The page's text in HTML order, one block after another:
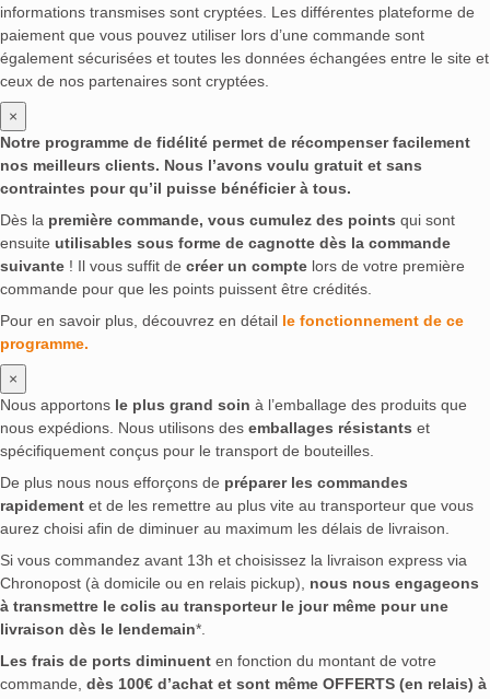
informations transmises sont cryptées. Les différentes plateforme de
paiement que vous pouvez utiliser lors d’une commande sont
également sécurisées et toutes les données échangées entre le site et
ceux de nos partenaires sont cryptées.
×
Notre programme de fidélité permet de récompenser facilement
nos meilleurs clients. Nous l’avons voulu gratuit et sans
contraintes pour qu’il puisse bénéficier à tous.
Dès la première commande, vous cumulez des points qui sont
ensuite utilisables sous forme de cagnotte dès la commande
suivante ! Il vous suffit de créer un compte lors de votre première
commande pour que les points puissent être crédités.
Pour en savoir plus, découvrez en détail le fonctionnement de ce
programme.
×
Nous apportons le plus grand soin à l’emballage des produits que
nous expédions. Nous utilisons des emballages résistants et
spécifiquement conçus pour le transport de bouteilles.
De plus nous nous efforçons de préparer les commandes
rapidement et de les remettre au plus vite au transporteur que vous
aurez choisi afin de diminuer au maximum les délais de livraison.
Si vous commandez avant 13h et choisissez la livraison express via
Chronopost (à domicile ou en relais pickup), nous nous engageons
à transmettre le colis au transporteur le jour même pour une
livraison dès le lendemain*.
Les frais de ports diminuent en fonction du montant de votre
commande, dès 100€ d’achat et sont même OFFERTS (en relais) à